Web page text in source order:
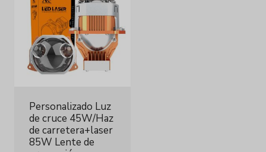
Personalizado Luz
de cruce 45W/Haz
de carretera+laser
85W Lente de